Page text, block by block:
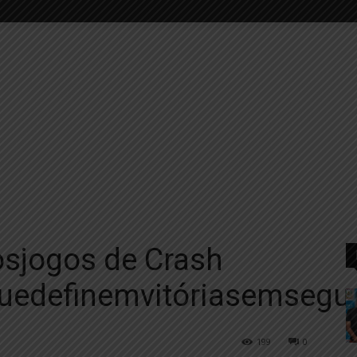
de Crash
0
199